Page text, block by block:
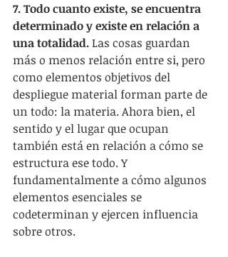
7. Todo cuanto existe, se encuentra
determinado y existe en relación a
una totalidad. Las cosas guardan
más o menos relación entre si, pero
como elementos objetivos del
despliegue material forman parte de
un todo: la materia. Ahora bien, el
sentido y el lugar que ocupan
también está en relación a cómo se
estructura ese todo. Y
fundamentalmente a cómo algunos
elementos esenciales se
codeterminan y ejercen influencia
sobre otros.